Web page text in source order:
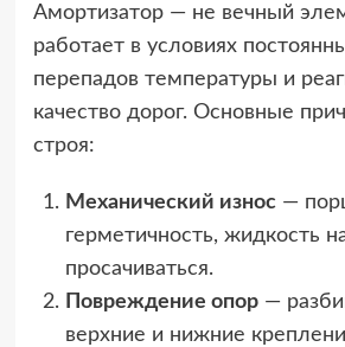
Амортизатор — не вечный
работает в условиях
перепадов температуры и
качество дорог. Основные
строя:
Механический износ—
герметичность, жидкость
просачиваться.
Повреждение опор—
верхние и нижние